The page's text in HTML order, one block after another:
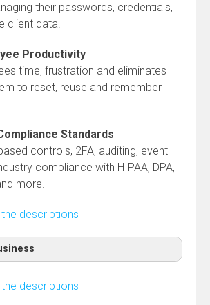
their passwords, credentials,
client data.
Productivity
time, frustration and eliminates
to reset, reuse and remember
Standards
controls, 2FA, auditing, event
compliance with HIPAA, DPA,
more.
descriptions
descriptions